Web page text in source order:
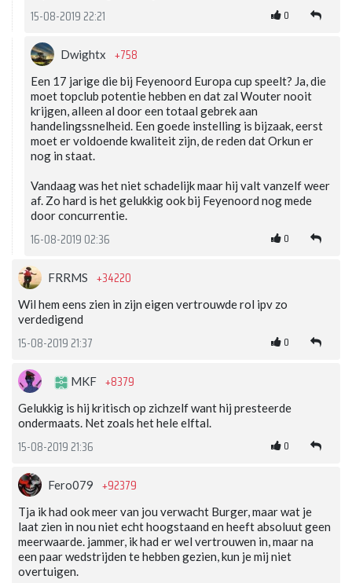
15-08-2019 22:21 0
Dwightx +758
Een 17 jarige die bij Feyenoord Europa cup speelt? Ja, die
moet topclub potentie hebben en dat zal Wouter nooit
krijgen, alleen al door een totaal gebrek aan
handelingssnelheid. Een goede instelling is bijzaak, eerst
moet er voldoende kwaliteit zijn, de reden dat Orkun er
nog in staat.
Vandaag was het niet schadelijk maar hij valt vanzelf weer
af. Zo hard is het gelukkig ook bij Feyenoord nog mede
door concurrentie.
16-08-2019 02:36 0
FRRMS +34220
Wil hem eens zien in zijn eigen vertrouwde rol ipv zo
verdedigend
15-08-2019 21:37 0
MKF +8379
Gelukkig is hij kritisch op zichzelf want hij presteerde
ondermaats. Net zoals het hele elftal.
15-08-2019 21:36 0
Fero079 +92379
Tja ik had ook meer van jou verwacht Burger, maar wat je
laat zien in nou niet echt hoogstaand en heeft absoluut geen
meerwaarde. jammer, ik had er wel vertrouwen in, maar na
een paar wedstrijden te hebben gezien, kun je mij niet
overtuigen.